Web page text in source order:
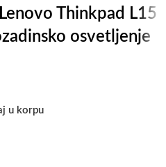
Thinkpad L15
osvetljenje
u korpu